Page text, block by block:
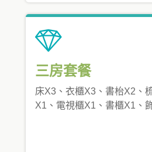
三房套餐
床X3、衣櫃X3、書枱X2、
X1、電視櫃X1、書櫃X1、